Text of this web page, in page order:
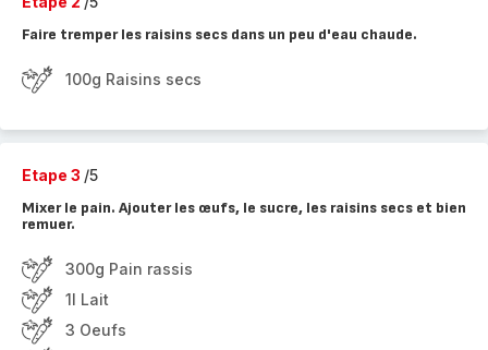
Faire tremper les raisins secs dans un peu d'eau chaude.
100g Raisins secs
Etape 3 /5
Mixer le pain. Ajouter les œufs, le sucre, les raisins secs et bien
remuer.
300g Pain rassis
1l Lait
3 Oeufs